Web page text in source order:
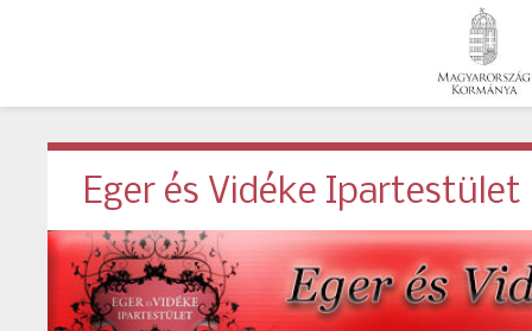
Eger és Vidéke Ipartestület